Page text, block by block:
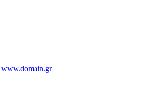
www.domain.gr